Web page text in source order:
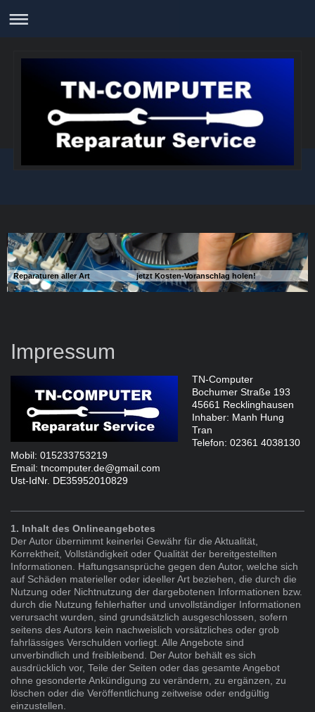
Reparaturen aller Art jetzt Kosten-Voranschlag holen!
Impressum
TN-Computer
Bochumer Straße 193
45661 Recklinghausen
Inhaber: Manh Hung
Tran
Telefon: 02361 4038130
Mobil: 015233753219
Email: tncomputer.de@gmail.com
Ust-IdNr. DE35952010829
1. Inhalt des Onlineangebotes
Der Autor übernimmt keinerlei Gewähr für die Aktualität,
Korrektheit, Vollständigkeit oder Qualität der bereitgestellten
Informationen. Haftungsansprüche gegen den Autor, welche sich
auf Schäden materieller oder ideeller Art beziehen, die durch die
Nutzung oder Nichtnutzung der dargebotenen Informationen bzw.
durch die Nutzung fehlerhafter und unvollständiger Informationen
verursacht wurden, sind grundsätzlich ausgeschlossen, sofern
seitens des Autors kein nachweislich vorsätzliches oder grob
fahrlässiges Verschulden vorliegt. Alle Angebote sind
unverbindlich und freibleibend. Der Autor behält es sich
ausdrücklich vor, Teile der Seiten oder das gesamte Angebot
ohne gesonderte Ankündigung zu verändern, zu ergänzen, zu
löschen oder die Veröffentlichung zeitweise oder endgültig
einzustellen.